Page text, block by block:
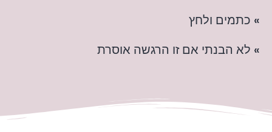
» כתמים ולחץ
» לא הבנתי אם זו הרגשה אוסרת